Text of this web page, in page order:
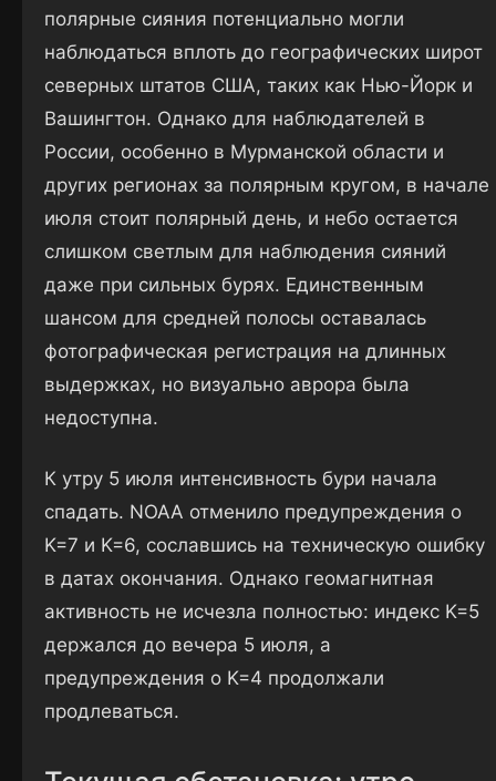
полярные сияния потенциально могли
наблюдаться вплоть до географических широт
северных штатов США, таких как Нью-Йорк и
Вашингтон. Однако для наблюдателей в
России, особенно в Мурманской области и
других регионах за полярным кругом, в начале
июля стоит полярный день, и небо остается
слишком светлым для наблюдения сияний
даже при сильных бурях. Единственным
шансом для средней полосы оставалась
фотографическая регистрация на длинных
выдержках, но визуально аврора была
недоступна.
К утру 5 июля интенсивность бури начала
спадать. NOAA отменило предупреждения о
K=7 и K=6, сославшись на техническую ошибку
в датах окончания. Однако геомагнитная
активность не исчезла полностью: индекс K=5
держался до вечера 5 июля, а
предупреждения о K=4 продолжали
продлеваться.